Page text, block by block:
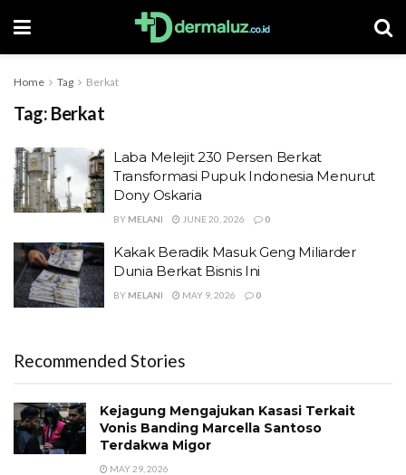
Home Tag Berkat
Tag: Berkat
Laba Melejit 230 Persen Berkat
Transformasi Pupuk Indonesia Menurut
Dony Oskaria
BY MELANI JUNE 20, 2026 0
Kakak Beradik Masuk Geng Miliarder
Dunia Berkat Bisnis Ini
BY MELANI MAY 9, 2026 0
Recommended Stories
Kejagung Mengajukan Kasasi Terkait
Vonis Banding Marcella Santoso
Terdakwa Migor
MAY 29, 2026